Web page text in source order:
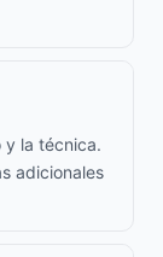
y la técnica.
adicionales